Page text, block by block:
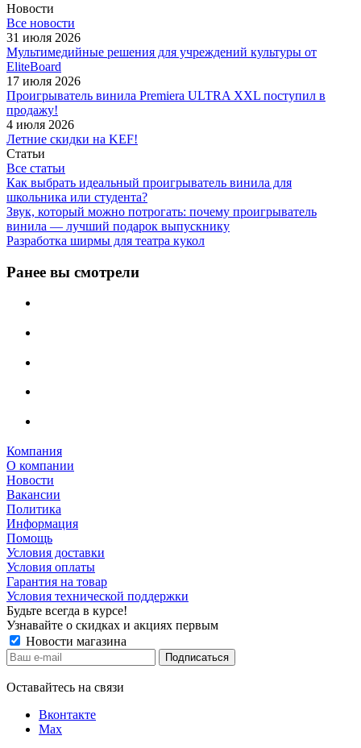
Новости
Все новости
31 июля 2026
Мультимедийные решения для учреждений культуры от
EliteBoard
17 июля 2026
Проигрыватель винила Premiera ULTRA XXL поступил в
продажу!
4 июля 2026
Летние скидки на KEF!
Статьи
Все статьи
Как выбрать идеальный проигрыватель винила для
школьника или студента?
Звук, который можно потрогать: почему проигрыватель
винила — лучший подарок выпускнику
Разработка ширмы для театра кукол
Ранее вы смотрели
Компания
О компании
Новости
Вакансии
Политика
Информация
Помощь
Условия доставки
Условия оплаты
Гарантия на товар
Условия технической поддержки
Будьте всегда в курсе!
Узнавайте о скидках и акциях первым
Новости магазина
Оставайтесь на связи
Вконтакте
Max